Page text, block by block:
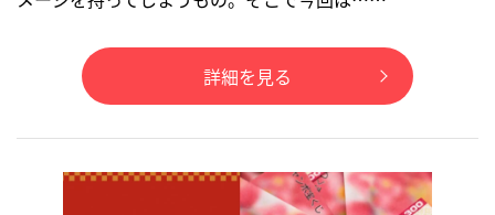
詳細を見る